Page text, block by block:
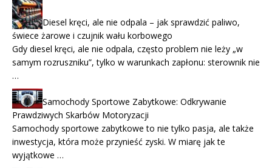
Diesel kręci, ale nie odpala – jak sprawdzić paliwo,
świece żarowe i czujnik wału korbowego
Gdy diesel kręci, ale nie odpala, często problem nie leży „w
samym rozruszniku”, tylko w warunkach zapłonu: sterownik nie
…
Samochody Sportowe Zabytkowe: Odkrywanie
Prawdziwych Skarbów Motoryzacji
Samochody sportowe zabytkowe to nie tylko pasja, ale także
inwestycja, która może przynieść zyski. W miarę jak te
wyjątkowe …